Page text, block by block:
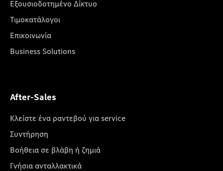
Εξουσιοδοτημένο Δίκτυο
Τιμοκατάλογοι
Επικοινωνία
Business Solutions
After-Sales
Κλείστε ένα ραντεβού για service
Συντήρηση
Βοήθεια σε βλάβη ή ζημιά
Γνήσια ανταλλακτικά